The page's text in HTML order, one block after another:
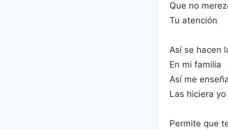
Que no
Tu atención
Así se hacen
En mi familia
Así me
Las hiciera yo
Permite que